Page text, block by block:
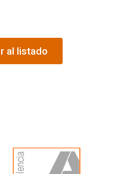
al listado